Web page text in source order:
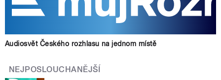
Audiosvět Českého rozhlasu na jednom místě
NEJPOSLOUCHANĚJŠÍ